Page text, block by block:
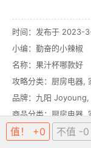
时间：发布于 2023-
小编：勤奋的小辣椒
名称： 果汁杯哪款好
攻略分类： 厨房电器,
品牌： 九阳 Joyoung,
商品分类：厨房电器,
话题：便携榨汁机 ,料
值！ +0 不值 -0